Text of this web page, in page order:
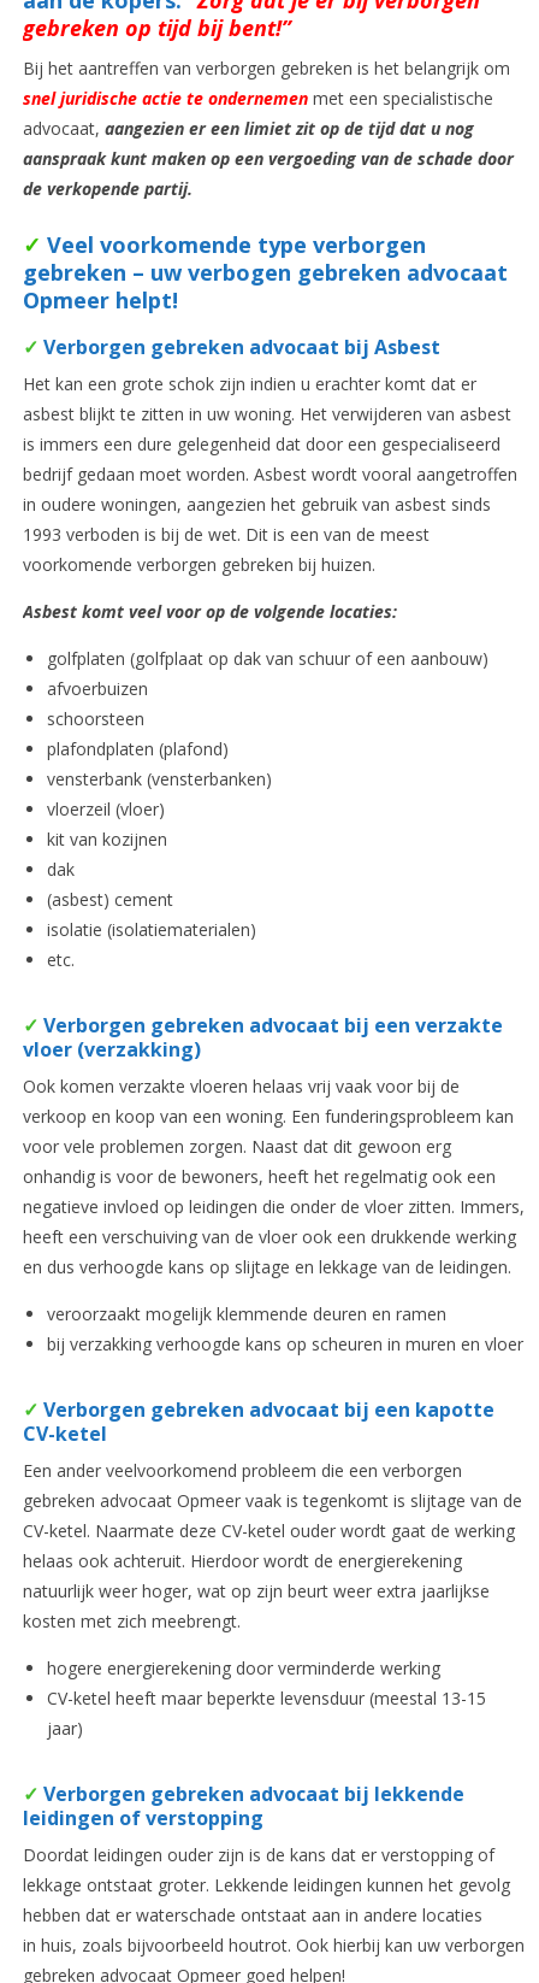
gebreken op tijd bij bent!”
Bij het aantreffen van verborgen gebreken is het belangrijk om
snel juridische actie te ondernemenmet een specialistische
advocaat, aangezien er een limiet zit op de tijd dat u nog
aanspraak kunt maken op een vergoeding van de schade door
de verkopende partij.
✓ Veel voorkomende type verborgen
gebreken – uw verbogen gebreken advocaat
Opmeer helpt!
✓ Verborgen gebreken advocaat bij Asbest
Het kan een grote schok zijn indien u erachter komt dat er
asbest blijkt te zitten in uw woning. Het verwijderen van asbest
is immers een dure gelegenheid dat door een gespecialiseerd
bedrijf gedaan moet worden. Asbest wordt vooral aangetroffen
in oudere woningen, aangezien het gebruik van asbest sinds
1993 verboden is bij de wet. Dit is een van de meest
voorkomende verborgen gebreken bij huizen.
Asbest komt veel voor op de volgende locaties:
golfplaten (golfplaat op dak van schuur of een aanbouw)
afvoerbuizen
schoorsteen
plafondplaten (plafond)
vensterbank (vensterbanken)
vloerzeil (vloer)
kit van kozijnen
dak
(asbest) cement
isolatie (isolatiematerialen)
etc.
✓ Verborgen gebreken advocaat bij een verzakte
vloer (verzakking)
Ook komen verzakte vloeren helaas vrij vaak voor bij de
verkoop en koop van een woning. Een funderingsprobleem kan
voor vele problemen zorgen. Naast dat dit gewoon erg
onhandig is voor de bewoners, heeft het regelmatig ook een
negatieve invloed op leidingen die onder de vloer zitten. Immers,
heeft een verschuiving van de vloer ook een drukkende werking
en dus verhoogde kans op slijtage en lekkage van de leidingen.
veroorzaakt mogelijk klemmende deuren en ramen
bij verzakking verhoogde kans op scheuren in muren en vloer
✓ Verborgen gebreken advocaat bij een kapotte
CV-ketel
Een ander veelvoorkomend probleem die een verborgen
gebreken advocaat Opmeer vaak is tegenkomt is slijtage van de
CV-ketel. Naarmate deze CV-ketel ouder wordt gaat de werking
helaas ook achteruit. Hierdoor wordt de energierekening
natuurlijk weer hoger, wat op zijn beurt weer extra jaarlijkse
kosten met zich meebrengt.
hogere energierekening door verminderde werking
CV-ketel heeft maar beperkte levensduur (meestal 13-15
jaar)
✓ Verborgen gebreken advocaat bij lekkende
leidingen of verstopping
Doordat leidingen ouder zijn is de kans dat er verstopping of
lekkage ontstaat groter. Lekkende leidingen kunnen het gevolg
hebben dat er waterschade ontstaat aan in andere locaties
in huis, zoals bijvoorbeeld houtrot. Ook hierbij kan uw verborgen
gebreken advocaat Opmeer goed helpen!